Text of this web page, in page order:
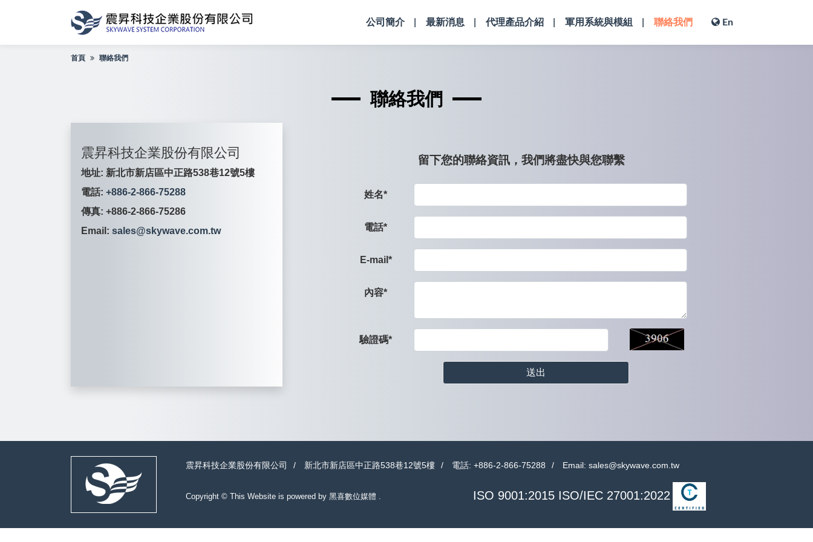
公司簡介 最新消息 代理產品介紹 軍用系統與模組 聯絡我們 En
首頁 聯絡我們
聯絡我們
震昇科技企業股份有限公司
地址: 新北市新店區中正路538巷12號5樓
電話: +886-2-866-75288
傳真: +886-2-866-75286
Email: sales@skywave.com.tw
留下您的聯絡資訊，我們將盡快與您聯繫
姓名
電話
E-mail
內容
驗證碼
送出
震昇科技企業股份有限公司 新北市新店區中正路538巷12號5樓 電話: +886-2-866-75288 Email: sales@skywave.com.tw
Copyright © This Website is powered by 黑喜數位媒體 . ISO 9001:2015 ISO/IEC 27001:2022